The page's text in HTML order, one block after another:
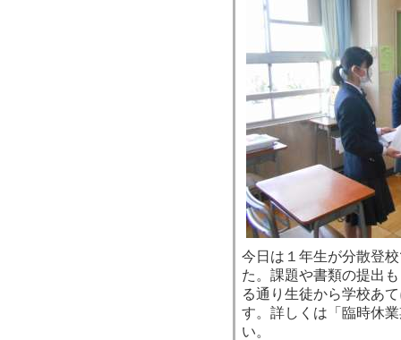
今日は１年生が分散登
た。課題や書類の提出
る通り生徒から学校あ
す。詳しくは「臨時休
い。